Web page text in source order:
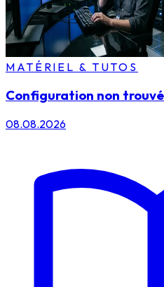
MATÉRIEL & TUTOS
Configuration non
08.08.2026